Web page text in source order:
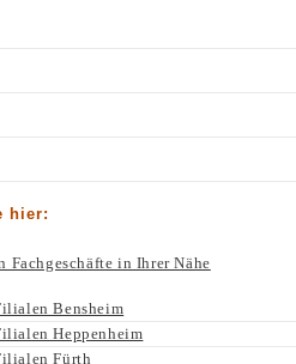
hier:
Fachgeschäfte in Ihrer Nähe
Bensheim
Heppenheim
Fürth